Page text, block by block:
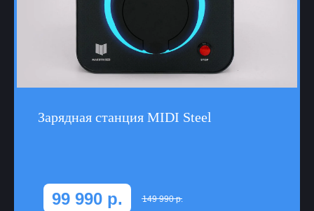
Зарядная станция MIDI Steel
99 990 р. 149 990 р.